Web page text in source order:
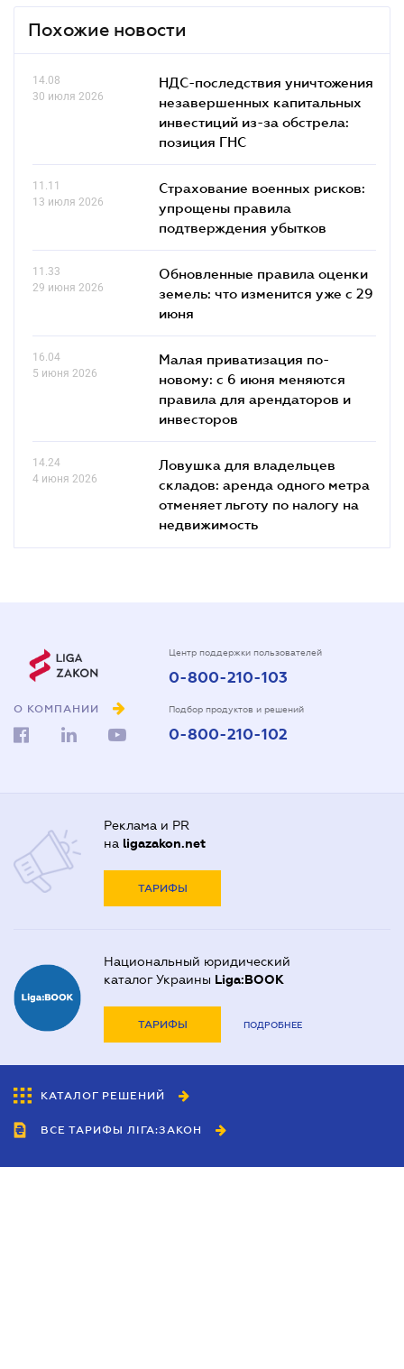
Похожие новости
14.08
30 июля 2026
НДС-последствия уничтожения
незавершенных капитальных
инвестиций из-за обстрела:
позиция ГНС
11.11
13 июля 2026
Страхование военных рисков:
упрощены правила
подтверждения убытков
11.33
29 июня 2026
Обновленные правила оценки
земель: что изменится уже с 29
июня
16.04
5 июня 2026
Малая приватизация по-
новому: с 6 июня меняются
правила для арендаторов и
инвесторов
14.24
4 июня 2026
Ловушка для владельцев
складов: аренда одного метра
отменяет льготу по налогу на
недвижимость
О КОМПАНИИ
Центр поддержки пользователей
0-800-210-103
Подбор продуктов и решений
0-800-210-102
Реклама и PR
на ligazakon.net
ТАРИФЫ
Национальный юридический
каталог Украины Liga:BOOK
ТАРИФЫ ПОДРОБНЕЕ
КАТАЛОГ РЕШЕНИЙ
ВСЕ ТАРИФЫ ЛІГА:ЗАКОН